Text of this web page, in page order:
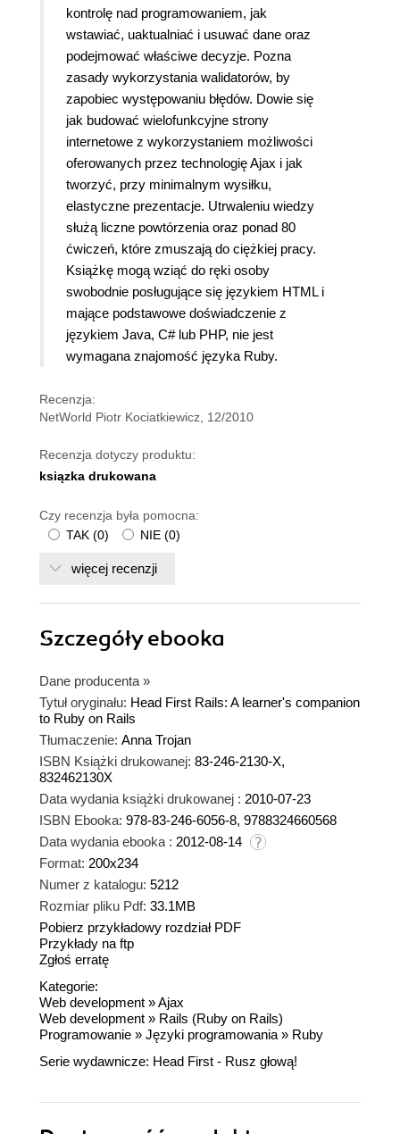
kontrolę nad programowaniem, jak
wstawiać, uaktualniać i usuwać dane oraz
podejmować właściwe decyzje. Pozna
zasady wykorzystania walidatorów, by
zapobiec występowaniu błędów. Dowie się
jak budować wielofunkcyjne strony
internetowe z wykorzystaniem możliwości
oferowanych przez technologię Ajax i jak
tworzyć, przy minimalnym wysiłku,
elastyczne prezentacje. Utrwaleniu wiedzy
służą liczne powtórzenia oraz ponad 80
ćwiczeń, które zmuszają do ciężkiej pracy.
Książkę mogą wziąć do ręki osoby
swobodnie posługujące się językiem HTML i
mające podstawowe doświadczenie z
językiem Java, C# lub PHP, nie jest
wymagana znajomość języka Ruby.
Recenzja:
NetWorld Piotr Kociatkiewicz, 12/2010
Recenzja dotyczy produktu:
ksiązka drukowana
Czy recenzja była pomocna:
TAK (0) NIE (0)
więcej recenzji
Szczegółyebooka
Dane producenta »
Tytuł oryginału: Head First Rails: A learner's companion
to Ruby on Rails
Tłumaczenie: Anna Trojan
ISBN Książki drukowanej: 83-246-2130-X,
832462130X
Data wydania książki drukowanej : 2010-07-23
ISBN Ebooka: 978-83-246-6056-8, 9788324660568
Data wydania ebooka : 2012-08-14
Format: 200x234
Numer z katalogu: 5212
Rozmiar pliku Pdf: 33.1MB
Pobierz przykładowy rozdział PDF
Przykłady na ftp
Zgłoś erratę
Kategorie:
Web development »Ajax
Web development » Rails (Ruby on Rails)
Programowanie » Języki programowania » Ruby
Serie wydawnicze: Head First - Rusz głową!